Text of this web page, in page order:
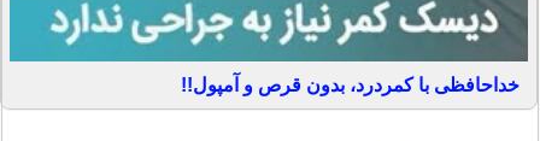
خداحافظی با کمردرد، بدون قرص و آمپول!!